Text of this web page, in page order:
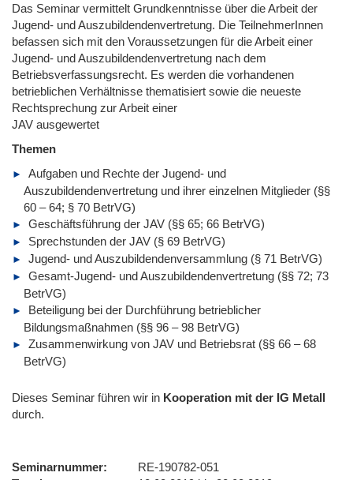
Das Seminar vermittelt Grundkenntnisse über die Arbeit der
Jugend- und Auszubildendenvertretung. Die TeilnehmerInnen
befassen sich mit den Voraussetzungen für die Arbeit einer
Jugend- und Auszubildendenvertretung nach dem
Betriebsverfassungsrecht. Es werden die vorhandenen
betrieblichen Verhältnisse thematisiert sowie die neueste
Rechtsprechung zur Arbeit einer
JAV ausgewertet
Themen
Aufgaben und Rechte der Jugend- und
Auszubildendenvertretung und ihrer einzelnen Mitglieder (§§
60 – 64; § 70 BetrVG)
Geschäftsführung der JAV (§§ 65; 66 BetrVG)
Sprechstunden der JAV (§ 69 BetrVG)
Jugend- und Auszubildendenversammlung (§ 71 BetrVG)
Gesamt-Jugend- und Auszubildendenvertretung (§§ 72; 73
BetrVG)
Beteiligung bei der Durchführung betrieblicher
Bildungsmaßnahmen (§§ 96 – 98 BetrVG)
Zusammenwirkung von JAV und Betriebsrat (§§ 66 – 68
BetrVG)
Dieses Seminar führen wir in Kooperation mit der IG Metall
durch.
Seminarnummer
RE-190782-051